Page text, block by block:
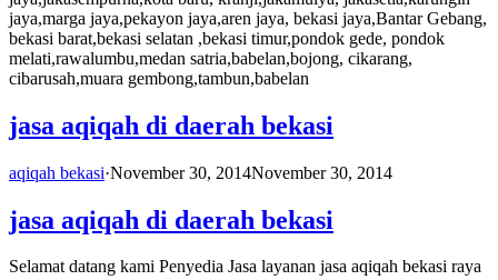
jaya,marga jaya,pekayon jaya,aren jaya, bekasi jaya,Bantar Gebang,
bekasi barat,bekasi selatan ,bekasi timur,pondok gede, pondok
melati,rawalumbu,medan satria,babelan,bojong, cikarang,
cibarusah,muara gembong,tambun,babelan
jasa aqiqah di daerah bekasi
aqiqah bekasi·November 30, 2014November 30, 2014
jasa aqiqah di daerah bekasi
Selamat datang kami Penyedia Jasa layanan jasa aqiqah bekasi raya